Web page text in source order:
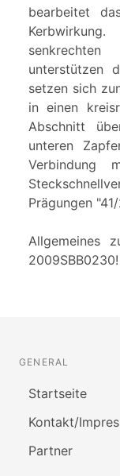
bearbeitet
unterstützen
setzen sich
in einen
Abschnitt
unteren
Verbindung
Prägungen
Allgemeines
2009SBB0230!
GENERAL
Startseite
Kontakt/
Partner